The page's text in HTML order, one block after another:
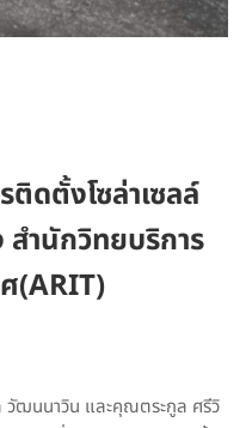
ติดตั้งโซล่าเซลล์
ำนักวิทยบริการ
(ARIT)
ฒนนาวิน และคุณตระกูล ศรีวิ